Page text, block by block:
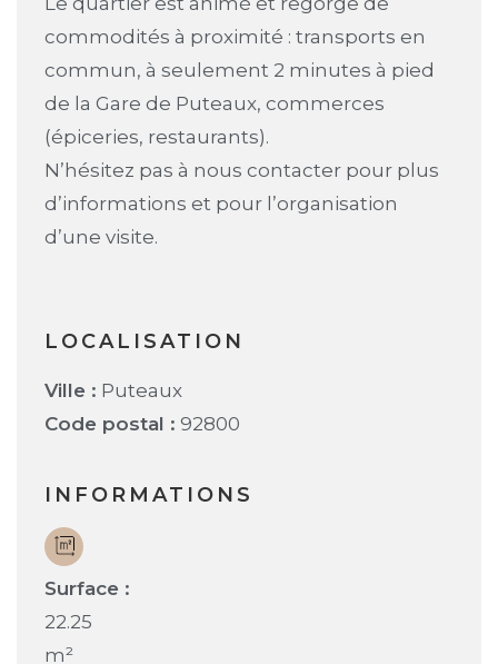
commodités à proximité : transports en
commun, à seulement 2 minutes à pied
de la Gare de Puteaux, commerces
(épiceries, restaurants).
N’hésitez pas à nous contacter pour plus
d’informations et pour l’organisation
d’une visite.
LOCALISATION
Ville : Puteaux
Code postal : 92800
INFORMATIONS
Surface :
22.25
m²